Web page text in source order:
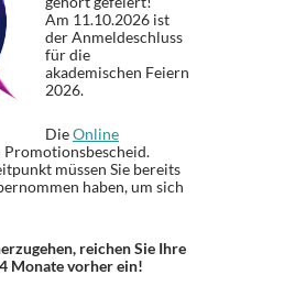
Am 11.10.2026 ist
der Anmeldeschluss
für die
akademischen Feiern
2026.
DieOnline
müssen Sie bereits
haben, um sich
reichen Sie Ihre
Monate vorher ein!